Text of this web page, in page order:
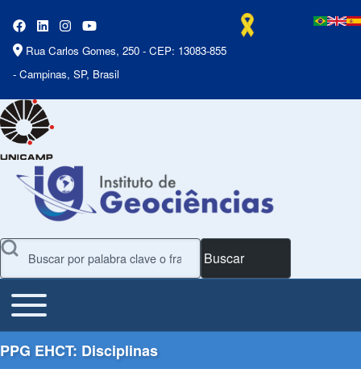
Rua Carlos Gomes, 250 - CEP: 13083-855
- Campinas, SP, Brasil
Buscar
Main Menu
Toggle main menu
PPG EHCT: Disciplinas